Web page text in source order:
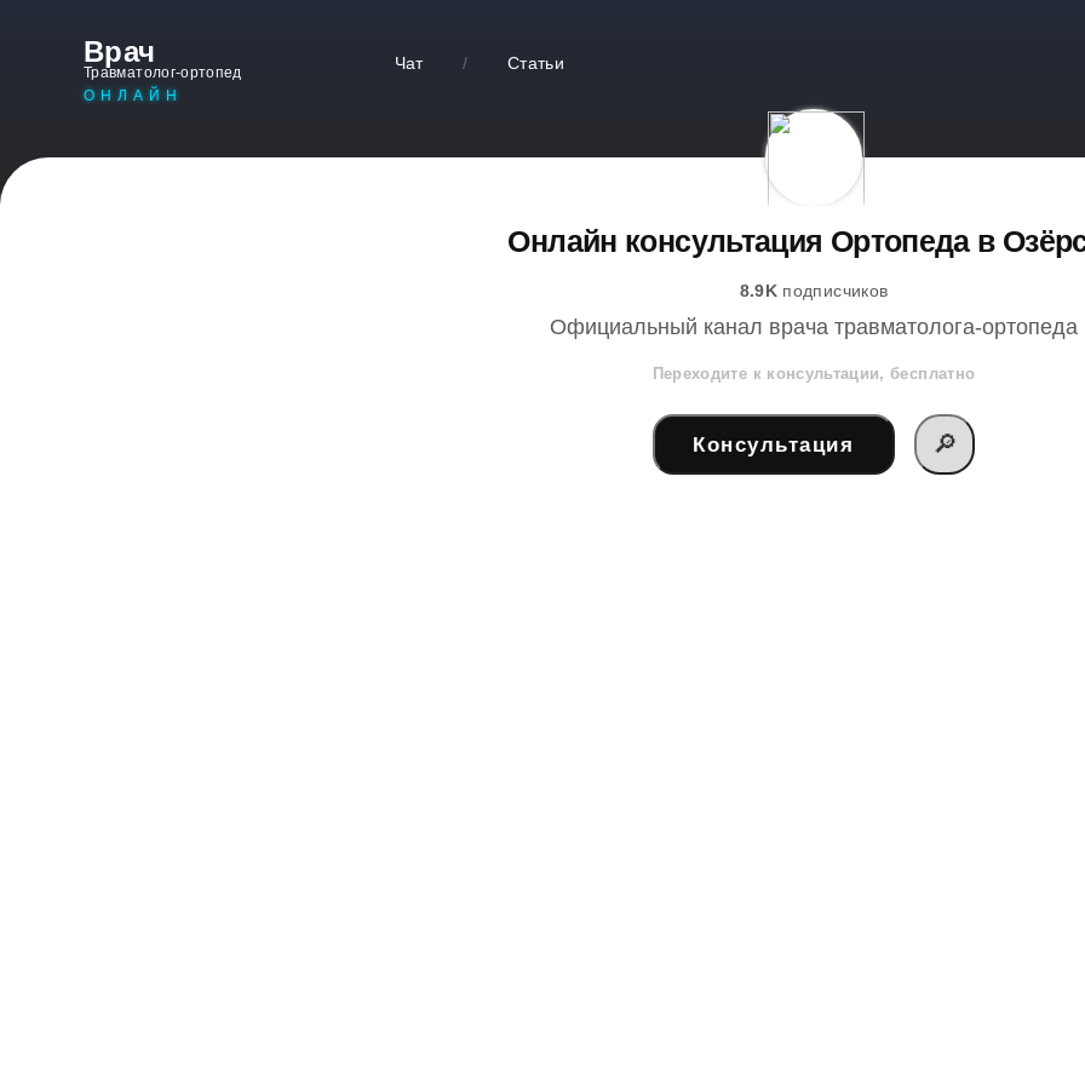
Врач
Травматолог-ортопед
ОНЛАЙН
Чат / Статьи
Онлайн консультация Ортопеда в
8.9K подписчиков
Официальный канал врача травматолога-ортопеда
Переходите к консультации, бесплатно
Консультация 🔎